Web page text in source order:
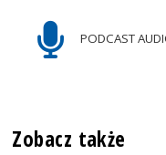
PODCAST
Zobacz także